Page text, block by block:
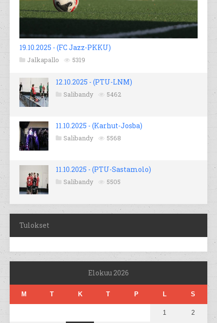
19.10.2025 - (FC Jazz-PKKU)
Jalkapallo 5319
12.10.2025 - (PTU-LNM)
Salibandy 5462
11.10.2025 - (Karhut-Josba)
Salibandy 5568
11.10.2025 - (PTU-Sastamolo)
Salibandy 5505
Tulokset
Elokuu 2026
M T K T P L S
1 2